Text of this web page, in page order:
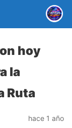
hoy
la
Ruta
hace 1 año